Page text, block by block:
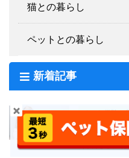
猫との暮らし
ペットとの暮らし
新着記事
ペット保険の
動物病院の
く抑えるに